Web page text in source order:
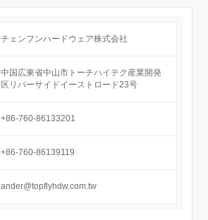
チェンフンハードウェア株式会社
中国広東省中山市トーチハイテク産業開発
区リバーサイドイーストロード23号
+86-760-86133201
+86-760-86139119
ander@topflyhdw.com.tw